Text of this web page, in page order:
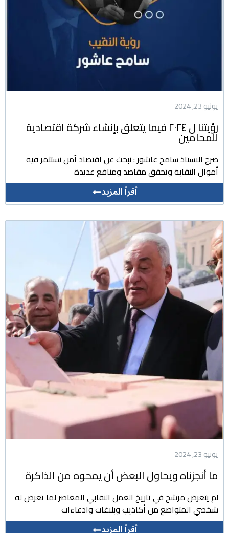
يونيو 23, 2024
رؤيتنا ل ٢٠٢٤ فيما يتعلق بإنشاء شركة اقتصادية
للمحامين
صرح الاستاذ سامح عاشور : نبحث عن اقتصاد آمن نستثمر فيه
أموال النقابة وتحقق مقاصد ومنافع عديدة
أقرأ المزيد
يونيو 23, 2024
ما أنجزناه ويحاول البعض أن يمحوه من الذاكرة
لم يتعرض مرشح في تاريخ العمل النقابي المعاصر لما تعرض له
شخصي المتواضع من أكاذيب وبلاغات وادعاءات